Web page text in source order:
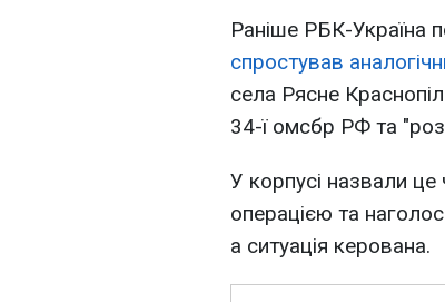
Раніше РБК-Україна
спростував
села Рясне
34-ї омсбр РФ та
У корпусі назвали
операцією та
а ситуація керована.